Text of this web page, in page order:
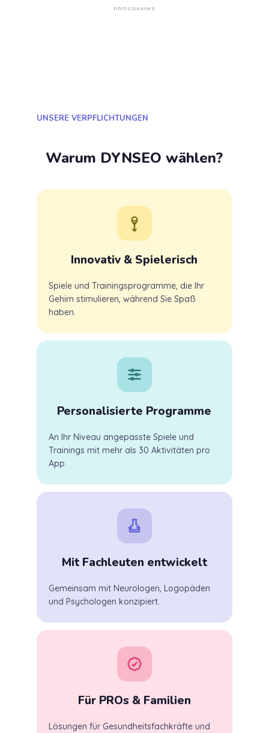
PROGRAMME
UNSERE VERPFLICHTUNGEN
Warum DYNSEO wählen?
Innovativ & Spielerisch
Spiele und Trainingsprogramme, die Ihr
Gehirn stimulieren, während Sie Spaß
haben.
Personalisierte Programme
An Ihr Niveau angepasste Spiele und
Trainings mit mehr als 30 Aktivitäten pro
App.
Mit Fachleuten entwickelt
Gemeinsam mit Neurologen, Logopäden
und Psychologen konzipiert.
Für PROs & Familien
Lösungen für Gesundheitsfachkräfte und